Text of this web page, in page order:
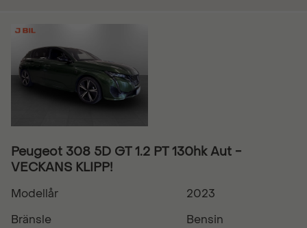
Peugeot 308 5D GT 1.2 PT 130hk Aut -
VECKANS KLIPP!
Modellår
2023
Bränsle
Bensin